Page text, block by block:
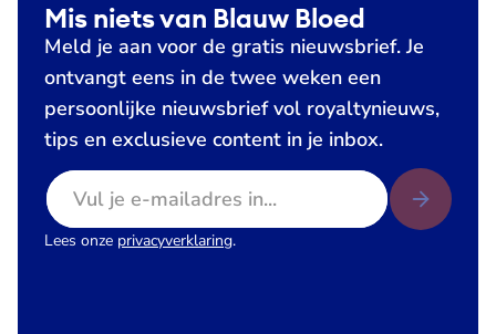
Mis niets van Blauw Bloed
Meld je aan voor de gratis nieuwsbrief. Je
ontvangt eens in de twee weken een
persoonlijke nieuwsbrief vol royaltynieuws,
tips en exclusieve content in je inbox.
E-mailadres
Lees onze privacyverklaring.